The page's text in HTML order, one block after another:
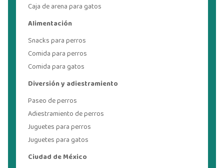
Caja de arena para gatos
Alimentación
Snacks para perros
Comida para perros
Comida para gatos
Diversión y adiestramiento
Paseo de perros
Adiestramiento de perros
Juguetes para perros
Juguetes para gatos
Ciudad de México